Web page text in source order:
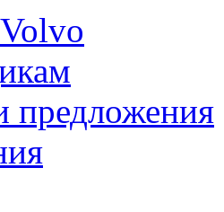
предложения